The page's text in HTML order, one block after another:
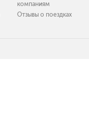
компаниям
Отзывы о поездках